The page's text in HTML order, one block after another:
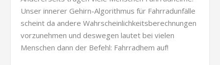
Unser innerer Gehirn-Algorithmus für Fahrradunfälle
scheint da andere Wahrscheinlichkeitsberechnungen
vorzunehmen und deswegen lautet bei vielen
Menschen dann der Befehl: Fahrradhem auf!